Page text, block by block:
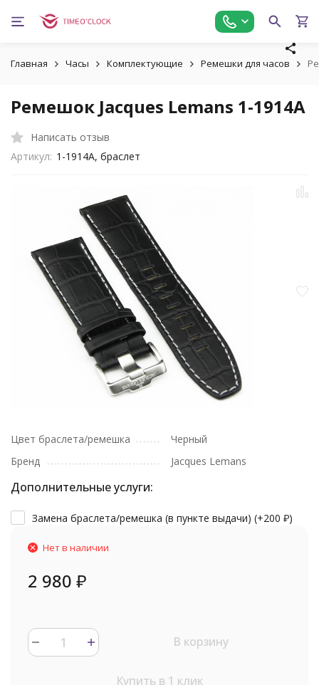
Главная Часы Комплектующие Ремешки для часов
Ремешок Jacques Lemans 1-1914A
Написать отзыв
Артикул: 1-1914A, браслет
Цвет браслета/ремешка
Черный
Бренд
Jacques Lemans
Дополнительные услуги:
Замена браслета/ремешка (в пункте выдачи) (+200 ₽)
Нет в наличии
2 980 ₽
В корзину
Купить в 1 клик